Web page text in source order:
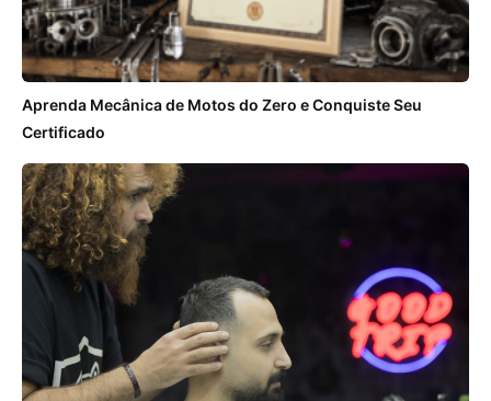
Aprenda Mecânica de Motos do Zero e Conquiste Seu
Certificado